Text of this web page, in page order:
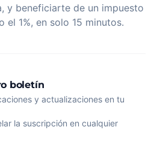
y beneficiarte de un impuesto
el 1%, en solo 15 minutos.
boletín
y actualizaciones en tu
la suscripción en cualquier